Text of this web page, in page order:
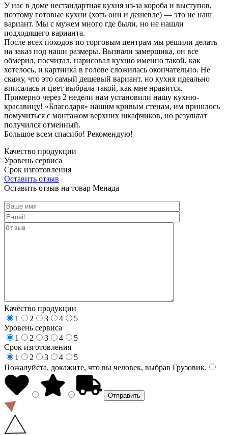
У нас в доме нестандартная кухня из-за короба и выступов,
поэтому готовые кухни (хоть они и дешевле) — это не наш
вариант. Мы с мужем много где были, но не нашли
подходящего варианта.
После всех походов по торговым центрам мы решили делать
на заказ под наши размеры. Вызвали замерщика, он все
обмерил, посчитал, нарисовал кухню именно такой, как
хотелось, и картинка в голове сложилась окончательно. Не
скажу, что это самый дешевый вариант, но кухня идеально
вписалась и цвет выбрала такой, как мне нравится.
Примерно через 2 недели нам установили нашу кухню-
красавицу! «Благодаря» нашим кривым стенам, им пришлось
помучиться с монтажом верхних шкафчиков, но результат
получился отменный.
Большое всем спасибо! Рекомендую!
Качество продукции
Уровень сервиса
Срок изготовления
Оставить отзыв
Оставить отзыв на товар Менада
Качество продукции
1
2 3 4
5
Уровень сервиса
1
2 3 4
5
Срок изготовления
1
2 3 4
5
Пожалуйста, докажите, что вы человек, выбрав Грузовик.